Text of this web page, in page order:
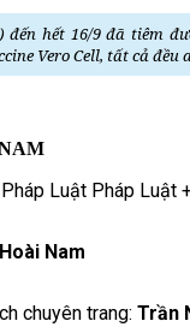
hết 16/9 đã tiêm
Vero Cell, tất cả đều
Luật Pháp Luật
Nam
chuyên trang: Trần